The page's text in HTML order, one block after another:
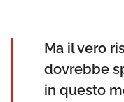
Ma il vero
dovrebbe
in questo